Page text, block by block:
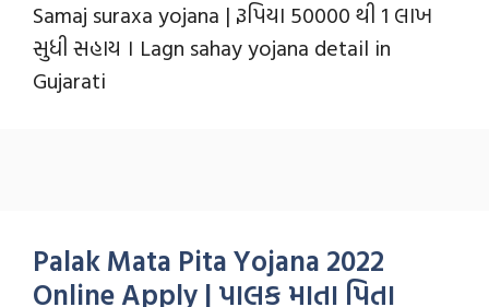
Samaj suraxa yojana | રૂપિયા 50000 થી 1 લાખ
સુધી સહાય । Lagn sahay yojana detail in
Gujarati
Palak Mata Pita Yojana 2022
Online Apply | પાલક માતા પિતા